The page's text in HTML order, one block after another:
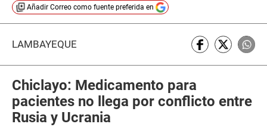
Añadir Correo como fuente preferida en
LAMBAYEQUE
Chiclayo: Medicamento para
pacientes no llega por conflicto entre
Rusia y Ucrania